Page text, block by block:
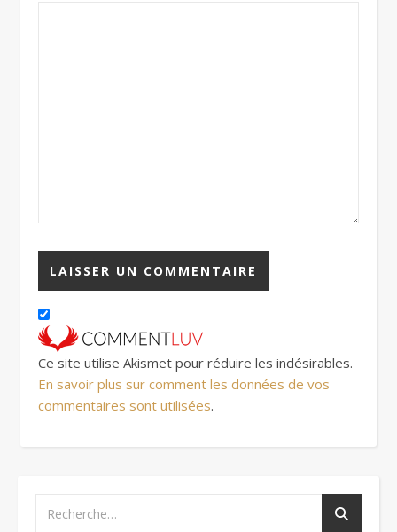
Ce site utilise Akismet pour réduire les indésirables.
En savoir plus sur comment les données de vos
commentaires sont utilisées.